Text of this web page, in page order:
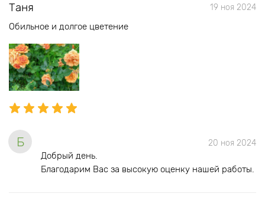
Таня 19 ноя 2024
Обильное и долгое цветение
Б 20 ноя 2024
Добрый день.
Благодарим Вас за высокую оценку нашей работы.